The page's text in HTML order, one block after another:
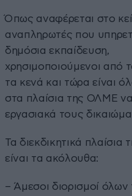
Όπως αναφέρεται στο
αναπληρωτές που
δημόσια εκπαίδευση,
χρησιμοποιούμενοι από
τα κενά και τώρα είναι
στα πλαίσια της ΟΛΜΕ
εργασιακά τους
Τα διεκδικητικά
είναι τα ακόλουθα:
– Άμεσοι διορισμοί